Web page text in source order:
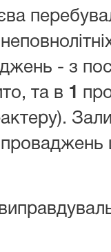
- з
та в 1